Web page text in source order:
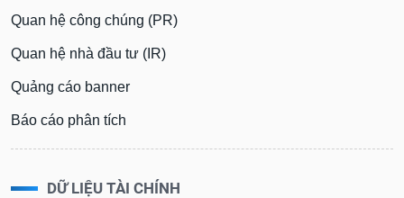
Quan hệ công chúng (PR)
Quan hệ nhà đầu tư (IR)
Quảng cáo banner
Báo cáo phân tích
DỮ LIỆU TÀI CHÍNH